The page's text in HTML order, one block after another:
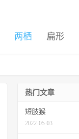
两栖 扁形
热门文章
短肢猴
2022-05-03